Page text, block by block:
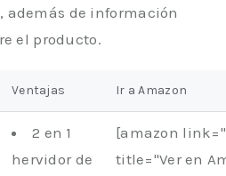
además de información
el producto.
Ventajas Ir a Amazon
2 en 1
hervidor de
[amazon
title="Ver en